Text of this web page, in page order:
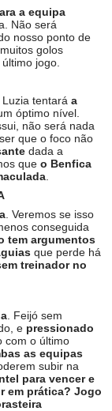
a equipa
Não será
nosso ponto de
golos
jogo.
Luzia tentará a
óptimo nível.
não será nada
ser que o foco não
dada a
que o Benfica
. Veremos se isso
conseguida
tem argumentos
que perde há
treinador no
. Feijó sem
e pressionado
com o último
as equipas
subir na
para vencer e
em prática? Jogo